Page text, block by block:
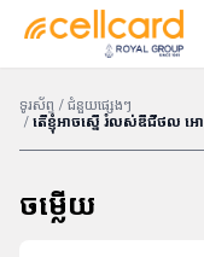
ស៊ីម
ទូរស័ព្ទ / ជំនួយផ្សេងៗ
/ តើខ្ញុំអាចស្នើ រំលស់ឌីជីថល អ
ចម្លើយ